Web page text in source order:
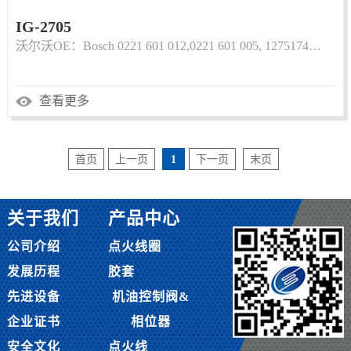
IG-2705
沃尔沃OE：Bosch 0221 601 012,0221 601 005, 1275174…
查看更多
首页 上一页 1 下一页 末页
关于我们
公司介绍
发展历程
先进设备
企业证书
安全文化
产品中心
点火线圈
胶套
机油控制阀&
相位器
点火线